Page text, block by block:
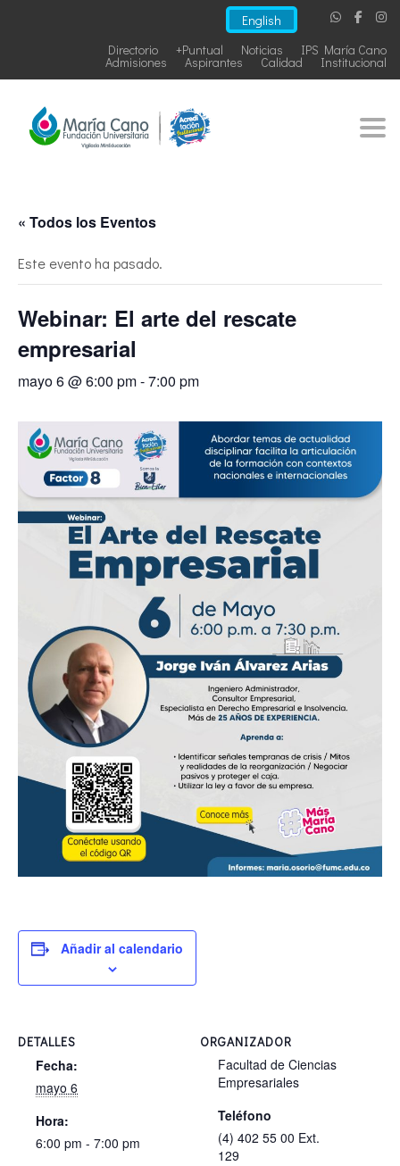
English
IPS María Cano
Noticias
+Puntual
Directorio
Institucional
Calidad
Aspirantes
Admisiones
« Todos los Eventos
Este evento ha pasado.
Webinar: El arte del rescate
empresarial
mayo 6 @ 6:00 pm-7:00 pm
Añadir al calendario
DETALLES
Fecha:
mayo 6
Hora:
6:00 pm - 7:00 pm
ORGANIZADOR
Facultad de Ciencias
Empresariales
Teléfono
(4) 402 55 00 Ext.
129